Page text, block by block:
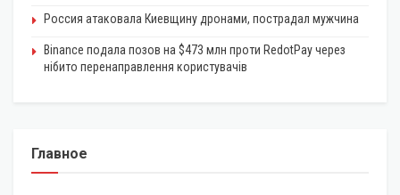
Россия атаковала Киевщину дронами, пострадал мужчина
Binance подала позов на $473 млн проти RedotPay через
нібито перенаправлення користувачів
Главное
ЭКОНОМИКА